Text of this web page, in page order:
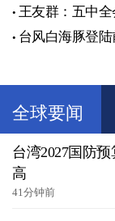
王友群：五中全
台风白海豚登
全球要闻
台湾2027国防
高
41分钟前